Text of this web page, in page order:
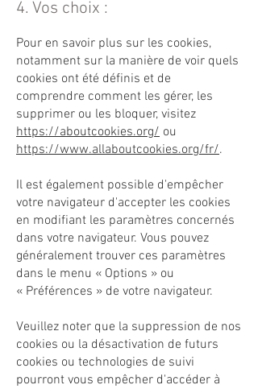
4. Vos choix :
Pour en savoir plus sur les cookies,
notamment sur la manière de voir quels
cookies ont été définis et de
comprendre comment les gérer, les
supprimer ou les bloquer, visitez
https://aboutcookies.org/ ou
https://www.allaboutcookies.org/fr/.
Il est également possible d'empêcher
votre navigateur d'accepter les cookies
en modifiant les paramètres concernés
dans votre navigateur. Vous pouvez
généralement trouver ces paramètres
dans le menu « Options » ou
« Préférences » de votre navigateur.
Veuillez noter que la suppression de nos
cookies ou la désactivation de futurs
cookies ou technologies de suivi
pourront vous empêcher d'accéder à